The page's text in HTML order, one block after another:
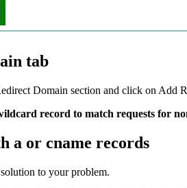
tab
Domain section and click on Add
record to match requests for
a or cname records
to your problem.